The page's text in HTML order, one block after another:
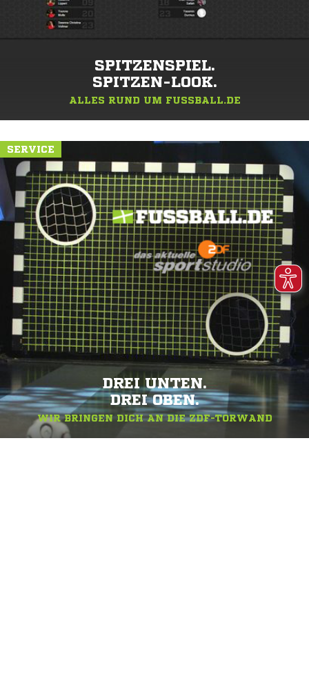
SPITZENSPIEL.
SPITZEN-LOOK.
ALLES RUND UM FUSSBALL.DE
SERVICE
DREI UNTEN.
DREI OBEN.
WIR BRINGEN DICH AN DIE ZDF-TORWAND